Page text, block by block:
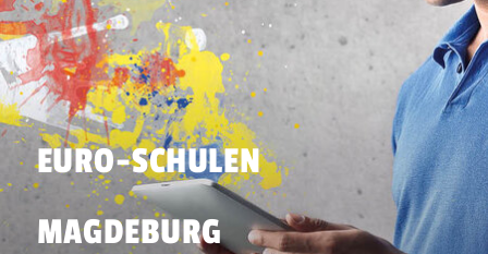
EURO-SCHULEN
MAGDEBURG